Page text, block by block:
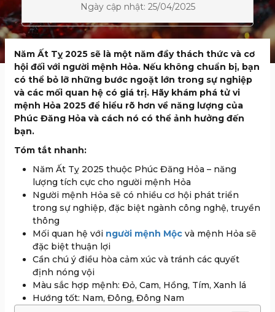
Ngày cập nhật: 25/04/2025
Năm Ất Tỵ 2025 sẽ là một năm đầy thách thức và cơ
hội đối với người mệnh Hỏa. Nếu không chuẩn bị, bạn
có thể bỏ lỡ những bước ngoặt lớn trong sự nghiệp
và các mối quan hệ có giá trị. Hãy khám phá tử vi
mệnh Hỏa 2025 để hiểu rõ hơn về năng lượng của
Phúc Đăng Hỏa và cách nó có thể ảnh hưởng đến
bạn.
Tóm tắt nhanh:
Năm Ất Tỵ 2025 thuộc Phúc Đăng Hỏa – năng
lượng tích cực cho người mệnh Hỏa
Người mệnh Hỏa sẽ có nhiều cơ hội phát triển
trong sự nghiệp, đặc biệt ngành công nghệ, truyền
thông
Mối quan hệ với người mệnh Mộc và mệnh Hỏa sẽ
đặc biệt thuận lợi
Cần chú ý điều hòa cảm xúc và tránh các quyết
định nóng vội
Màu sắc hợp mệnh: Đỏ, Cam, Hồng, Tím, Xanh lá
Hướng tốt: Nam, Đông, Đông Nam